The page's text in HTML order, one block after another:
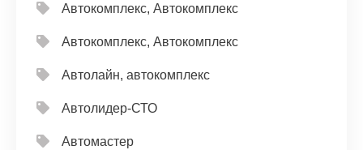
Автокомплекс, Автокомплекс
Автокомплекс, Автокомплекс
Автолайн, автокомплекс
Автолидер-СТО
Автомастер